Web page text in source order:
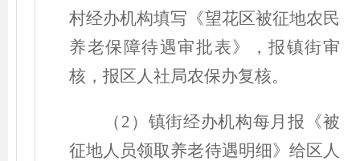
村经办机构填写《望花区被征地农民
养老保障待遇审批表》，报镇街审
核，报区人社局农保办复核。
（ 2 ） 镇街经办机构每月报《被
征地人员领取养老待遇明细》给区人